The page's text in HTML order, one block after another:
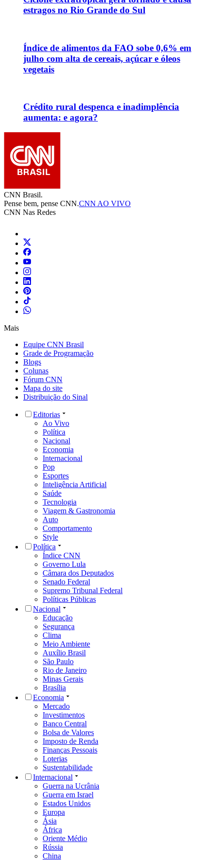
estragos no Rio Grande do Sul
Índice de alimentos da FAO sobe 0,6% em
julho com alta de cereais, açúcar e óleos
vegetais
Crédito rural despenca e inadimplência
aumenta: e agora?
CNN Brasil.
Pense bem, pense CNN.CNN AO VIVO
CNN Nas Redes
Mais
Equipe CNN Brasil
Grade de Programação
Blogs
Colunas
Fórum CNN
Mapa do site
Distribuição do Sinal
Editorias
Ao Vivo
Política
Nacional
Economia
Internacional
Pop
Esportes
Inteligência Artificial
Saúde
Tecnologia
Viagem & Gastronomia
Auto
Comportamento
Style
Política
Índice CNN
Governo Lula
Câmara dos Deputados
Senado Federal
Supremo Tribunal Federal
Políticas Públicas
Nacional
Educação
Segurança
Clima
Meio Ambiente
Auxílio Brasil
São Paulo
Rio de Janeiro
Minas Gerais
Brasília
Economia
Mercado
Investimentos
Banco Central
Bolsa de Valores
Imposto de Renda
Finanças Pessoais
Loterias
Sustentabilidade
Internacional
Guerra na Ucrânia
Guerra em Israel
Estados Unidos
Europa
Ásia
África
Oriente Médio
Rússia
China